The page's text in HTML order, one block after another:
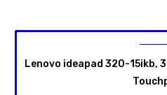
Lenovo ideapad 320-15ikb,